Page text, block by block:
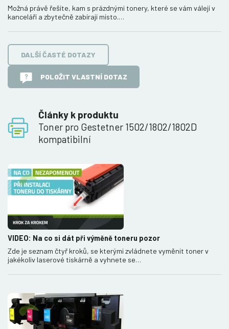
Články k produktu
Toner pro Gestetner 1502/1802/1802D
kompatibilní
Možná právě řešíte, kam s prázdnými tonery, které se vám válejí v
kanceláří a zbytečně zabírají místo.…
DALŠÍ ČASTÉ DOTAZY
POLOŽIT VLASTNÍ DOTAZ
VIDEO: Na co si dát při výměně toneru pozor
Zde je seznam čtyř kroků, se kterými zvládnete vyměnit toner v
jakékoliv laserové tiskárně a vyhnete se…